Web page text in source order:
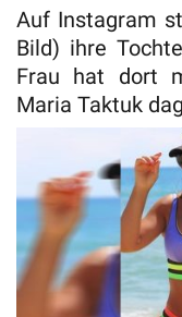
Auf Instagram
Bild) ihre
Frau hat dort
Maria Taktuk